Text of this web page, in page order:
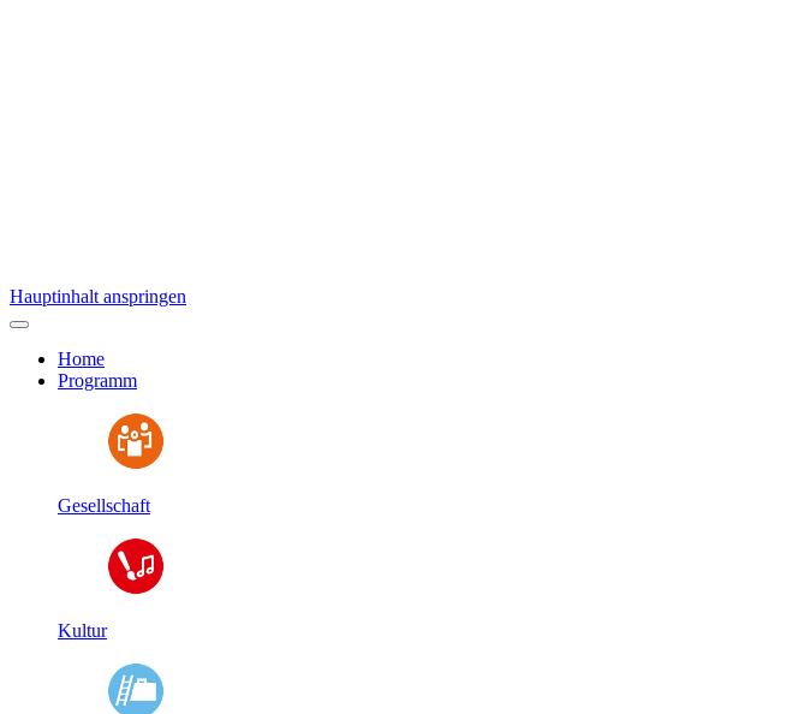
Hauptinhalt anspringen
Home
Programm
Gesellschaft
Kultur